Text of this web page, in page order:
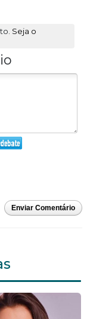
Seja o
Enviar Comentário